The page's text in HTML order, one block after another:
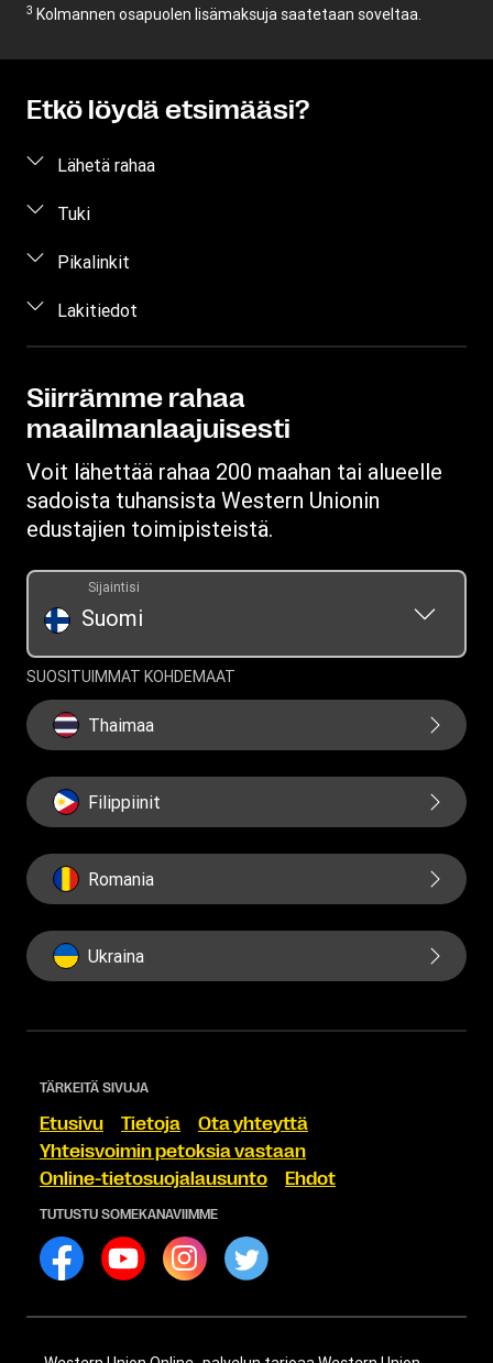
3 Kolmannen osapuolen lisämaksuja saatetaan soveltaa.
Etkö löydä etsimääsi?
Lähetä rahaa
Lähetä rahaa verkossa
Seuraa rahansiirtoa
Etsi toimipiste
Lataa sovellus
Tuki
Asiakastuki
Pikalinkit
Kirjaudu sisään / rekisteröidy
Ryhdy edustajaksi
Lakitiedot
Tietosuojalausunto
Ehdot
Siirrämme rahaa
maailmanlaajuisesti
Voit lähettää rahaa 200 maahan tai alueelle
sadoista tuhansista Western Unionin
edustajien toimipisteistä.
Suomi
Sijaintisi
SUOSITUIMMAT KOHDEMAAT
Thaimaa
Filippiinit
Romania
Ukraina
TÄRKEITÄ SIVUJA
Etusivu Tietoja
Ota yhteyttä
Yhteisvoimin petoksia vastaan
Online-tietosuojalausunto
Ehdot
TUTUSTU SOMEKANAVIIMME